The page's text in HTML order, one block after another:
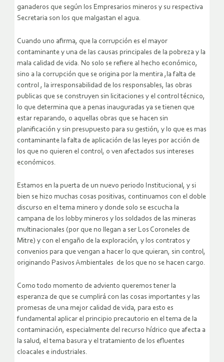
ganaderos que según los Empresarios mineros y su respectiva
Secretaria son los que malgastan el agua.
Cuando uno afirma, que la corrupción es el mayor
contaminante y una de las causas principales de la pobreza y la
mala calidad de vida. No solo se refiere al hecho económico,
sino a la corrupción que se origina por la mentira ,la falta de
control , la irresponsabilidad de los responsables, las obras
publicas que se construyen sin licitaciones y el control técnico,
lo que determina que a penas inauguradas ya se tienen que
estar reparando, o aquellas obras que se hacen sin
planificación y sin presupuesto para su gestión, y lo que es mas
contaminante la falta de aplicación de las leyes por acción de
los que no quieren el control, o ven afectados sus intereses
económicos.
Estamos en la puerta de un nuevo periodo Institucional, y si
bien se hizo muchas cosas positivas, continuamos con el doble
discurso en el tema minero y donde solo se escucha la
campana de los lobby mineros y los soldados de las mineras
multinacionales (por que no llegan a ser Los Coroneles de
Mitre) y con el engaño de la exploración, y los contratos y
convenios para que vengan a hacer lo que quieran, sin control,
originando Pasivos Ambientales de los que no se hacen cargo.
Como todo momento de adviento queremos tener la
esperanza de que se cumplirá con las cosas importantes y las
promesas de una mejor calidad de vida, para esto es
fundamental aplicar el principio precautorio en el tema de la
contaminación, especialmente del recurso hídrico que afecta a
la salud, el tema basura y el tratamiento de los efluentes
cloacales e industriales.